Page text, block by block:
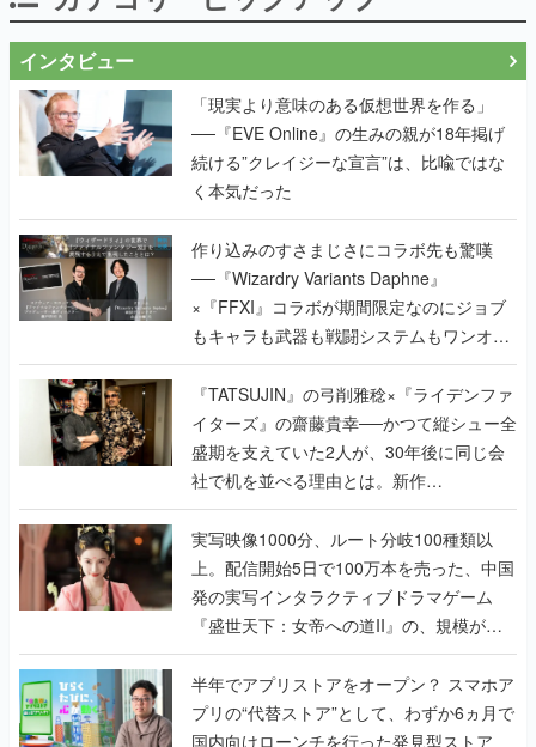
「現実より意味のある仮想世界を作る」
──『EVE Online』の生みの親が18年掲げ
く本気だった
作り込みのすさまじさにコラボ先も驚嘆
──『Wizardry Variants Daphne』
×『FFXI』コラボが期間限定なのにジョブ
もキャラも武器も戦闘システムもワンオフ
で作り込まれた理由を両ディレクターに聞
く
『TATSUJIN』の弓削雅稔×『ライデンファ
イターズ』の齋藤貴幸──かつて縦シュー全
盛期を支えていた2人が、30年後に同じ会
社で机を並べる理由とは。新作
『TATSUJIN EXTREME』で初タッグを組
んだレジェンド2人に訊く開発秘話
実写映像1000分、ルート分岐100種類以
上。配信開始5日で100万本を売った、中国
発の実写インタラクティブドラマゲーム
『盛世天下：女帝への道II』の、規模が違
うこだわりをプロデューサーに聞いた
半年でアプリストアをオープン？ スマホア
プリの“代替ストア”として、わずか6ヵ月で
国内向けローンチを行った発見型ストア
『あっぷアリーナ！』仕掛け人に話を聞い
てみた
インタビューの記事一覧